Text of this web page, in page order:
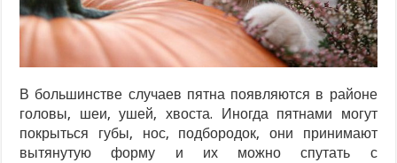
В большинстве случаев пятна появляются в районе
головы, шеи, ушей, хвоста. Иногда пятнами могут
покрыться губы, нос, подбородок, они принимают
вытянутую форму и их можно спутать с